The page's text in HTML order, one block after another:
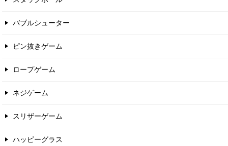
バブルシューター
ピン抜きゲーム
ロープゲーム
ネジゲーム
スリザーゲーム
ハッピーグラス